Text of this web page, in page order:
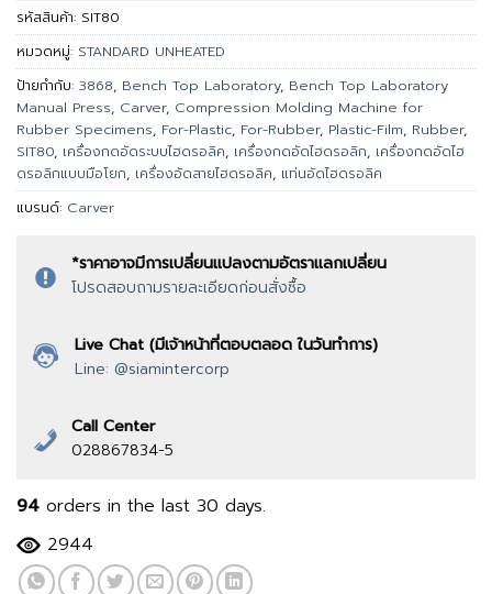
รหัสสินค้า: SIT80
หมวดหมู่: STANDARD UNHEATED
ป้ายกำกับ: 3868, Bench Top Laboratory, Bench Top Laboratory
Manual Press, Carver, Compression Molding Machine for
Rubber Specimens, For-Plastic, For-Rubber, Plastic-Film, Rubber,
SIT80, เครื่องกดอัดระบบไฮดรอลิค, เครื่องกดอัดไฮดรอลิก, เครื่องกดอัดไฮ
ดรอลิกแบบมือโยก, เครื่องอัดสายไฮดรอลิค, แท่นอัดไฮดรอลิค
แบรนด์: Carver
*ราคาอาจมีการเปลี่ยนแปลงตามอัตราแลกเปลี่ยน
โปรดสอบถามรายละเอียดก่อนสั่งซื้อ
Live Chat (มีเจ้าหน้าที่ตอบตลอด ในวันทำการ)
Line: @siamintercorp
Call Center
028867834-5
94 orders in the last 30 days.
2944